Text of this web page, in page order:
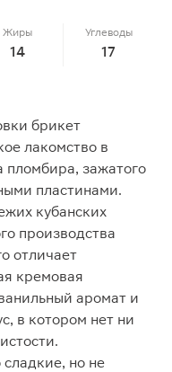
Жиры
14
Углеводы
17
брикет
лакомство в
пломбира, зажатого
пластинами.
кубанских
производства
отличает
кремовая
аромат и
в котором нет ни
но не